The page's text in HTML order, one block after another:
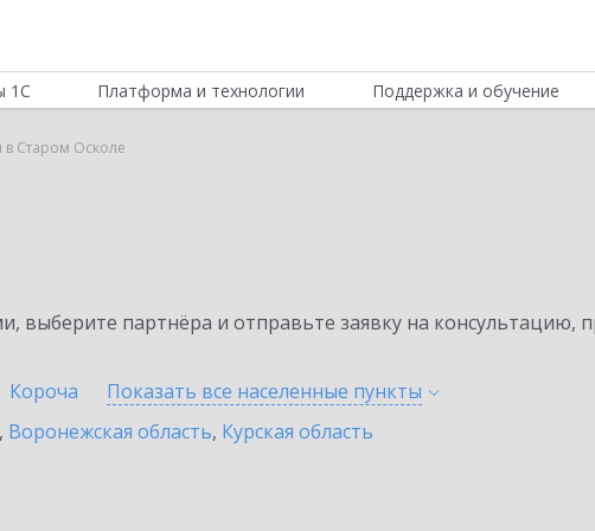
1С Платформа и технологии Поддержка и обучение
в Старом Осколе
партнёра и отправьте заявку на консультацию,
Короча Показать все населенные пункты
, Воронежская область, Курская область